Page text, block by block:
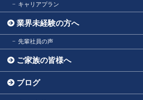
キャリアプラン
業界未経験の方へ
先輩社員の声
ご家族の皆様へ
ブログ